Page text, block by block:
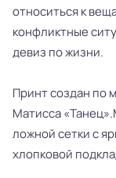
относиться к
конфликтные
девиз по жизни.
Принт создан по
Матисса
ложной сетки с
хлопковой